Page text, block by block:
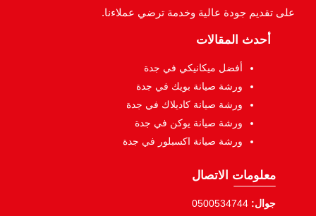
على تقديم جودة عالية وخدمة ترضي عملاءنا.
أحدث المقالات
أفضل ميكانيكي في جدة
ورشة صيانة بويك في جدة
ورشة صيانة كاديلاك في جدة
ورشة صيانة يوكن في جدة
ورشة صيانة اكسبلور في جدة
معلومات الاتصال
جوال: 0500534744